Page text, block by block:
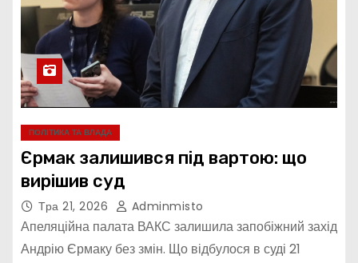
ПОЛІТИКА ТА ВЛАДА
Єрмак залишився під вартою: що
вирішив суд
Тра 21, 2026 Adminmisto
Апеляційна палата ВАКС залишила запобіжний захід
Андрію Єрмаку без змін. Що відбулося в суді 21